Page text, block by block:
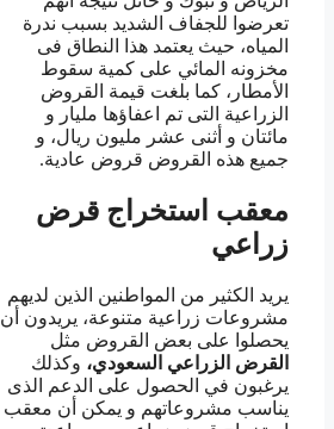
تعرضوا للجفاف الشديد بسبب ندرة
المياه، حيث يعتمد هذا النطاق فى
مخزونه المائي على كمية سقوط
الأمطار، كما بلغت قيمة القروض
الزراعية التى تم اعفاؤها مليار و
مائتان و أثنى عشر مليون ريال، و
جميع هذه القروض قروض عادية.
معقب استخراج قرض
زراعي
يريد الكثير من المواطنين الذين لديهم
مشروعات زراعية متنوعة، يريدون أن
يحصلوا على بعض القروض مثل
القرض الزراعي السعودي، وكذلك
يرغبون في الحصول على الدعم الذى
يناسب مشروعاتهم و يمكن أن معقب